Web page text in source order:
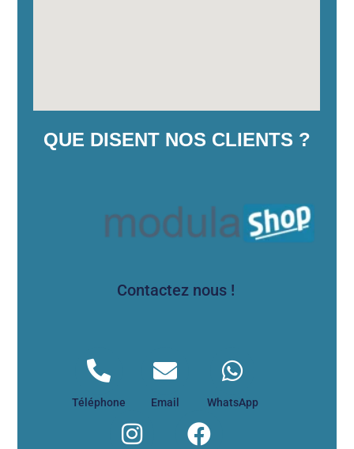
QUE DISENT NOS CLIENTS ?
Contactez nous !
Téléphone Email WhatsApp